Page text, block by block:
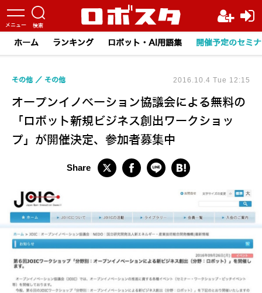
ホーム ランキング ロボット・AI用語集 開催予定のセミ
オープンイノベーション協議会による無料の
「ロボット新規ビジネス創出ワークショッ
プ」が開催決定、参加者募集中
その他 その他 2016.10.4 Tue 12:15